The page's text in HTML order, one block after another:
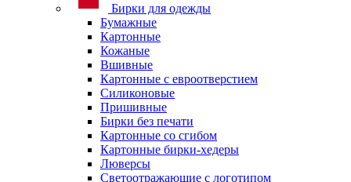
Бирки для одежды
Бумажные
Картонные
Кожаные
Вшивные
Картонные с евроотверстием
Силиконовые
Пришивные
Бирки без печати
Картонные со сгибом
Картонные бирки-хедеры
Люверсы
Светоотражающие с логотипом